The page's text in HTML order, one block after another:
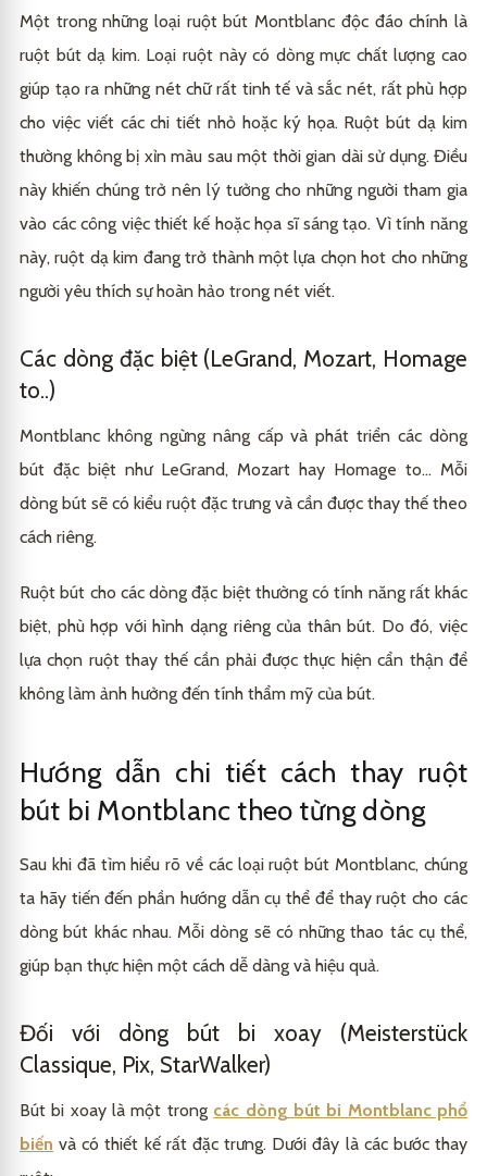
Một trong những loại ruột bút Montblanc độc đáo chính là
ruột bút dạ kim. Loại ruột này có dòng mực chất lượng cao
giúp tạo ra những nét chữ rất tinh tế và sắc nét, rất phù hợp
cho việc viết các chi tiết nhỏ hoặc ký họa. Ruột bút dạ kim
thường không bị xỉn màu sau một thời gian dài sử dụng. Điều
này khiến chúng trở nên lý tưởng cho những người tham gia
vào các công việc thiết kế hoặc họa sĩ sáng tạo. Vì tính năng
này, ruột dạ kim đang trở thành một lựa chọn hot cho những
người yêu thích sự hoàn hảo trong nét viết.
Các dòng đặc biệt (LeGrand, Mozart, Homage
to..)
Montblanc không ngừng nâng cấp và phát triển các dòng
bút đặc biệt như LeGrand, Mozart hay Homage to… Mỗi
dòng bút sẽ có kiểu ruột đặc trưng và cần được thay thế theo
cách riêng.
Ruột bút cho các dòng đặc biệt thường có tính năng rất khác
biệt, phù hợp với hình dạng riêng của thân bút. Do đó, việc
lựa chọn ruột thay thế cần phải được thực hiện cẩn thận để
không làm ảnh hưởng đến tính thẩm mỹ của bút.
Hướng dẫn chi tiết cách thay ruột
bút bi Montblanc theo từng dòng
Sau khi đã tìm hiểu rõ về các loại ruột bút Montblanc, chúng
ta hãy tiến đến phần hướng dẫn cụ thể để thay ruột cho các
dòng bút khác nhau. Mỗi dòng sẽ có những thao tác cụ thể,
giúp bạn thực hiện một cách dễ dàng và hiệu quả.
Đối với dòng bút bi xoay (Meisterstück
Classique, Pix, StarWalker)
Bút bi xoay là một trong các dòng bút bi Montblanc phổ
biến và có thiết kế rất đặc trưng. Dưới đây là các bước thay